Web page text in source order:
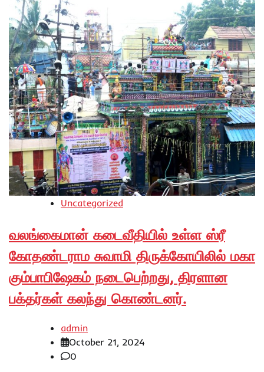
Uncategorized
வலங்கைமான் கடைவீதியில் உள்ள ஸ்ரீ
கோதண்டராம சுவாமி திருக்கோயிலில் மகா
கும்பாபிஷேகம் நடைபெற்றது, திரளான
பக்தர்கள் கலந்து கொண்டனர்.
admin
October 21, 2024
0